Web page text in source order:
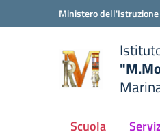
Vai ai contenuti
Vai al menu di navigazione
Ministero
Scuola